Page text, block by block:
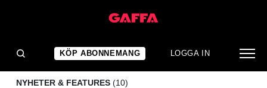
KÖP ABONNEMANG LOGGA IN
NYHETER & FEATURES (10)